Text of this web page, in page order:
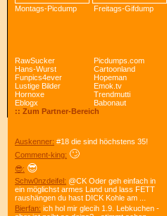
Montags-Picdump Freitags-Gifdump
RawSucker
Picdumps.com
Hans-Wurst
Cartoonland
Funpics4ever
Hopeman
Lustige Bilder
Emok.tv
Hornoxe
Trendmutti
Eblogx
Babonaut
:: Zum Partner-Bereich
Auskenner: #18 die sind höchstens 35!
Comment-king: 🙄
😎: 😎
Schw0nzdeifel: @CK Oder geh einfach in
ein möglichst armes Land und lass FETT
raushängen du hast DICK Kohle am ...
Bierfan: ich hol mir glecih 1.9. Lebkuchen -